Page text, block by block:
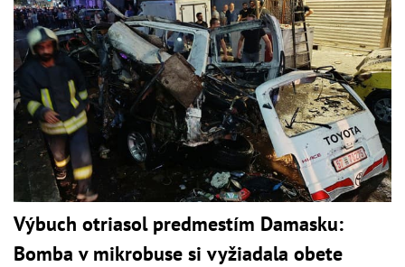
Výbuch otriasol predmestím Damasku:
Bomba v mikrobuse si vyžiadala obete